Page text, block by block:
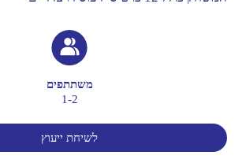
משתתפים
1-2
לשיחת ייעוץ